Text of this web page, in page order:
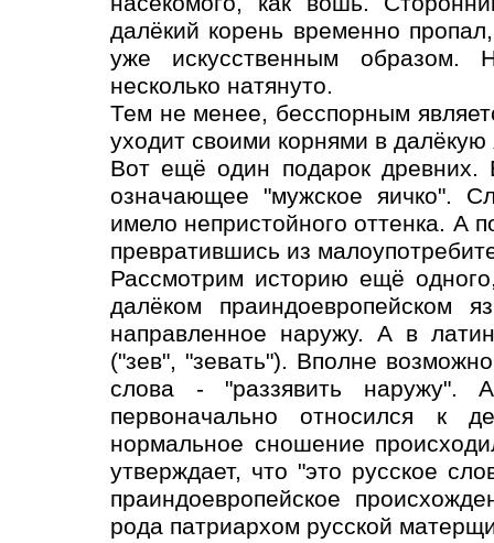
далёкий корень временно
уже искусственным образом.
несколько натянуто.
Тем не менее, бесспорным
уходит своими корнями в
Вот ещё один подарок древних.
означающее "мужское яичко".
имело непристойного оттенка.
превратившись из
Рассмотрим историю ещё
далёком праиндоевропейском
направленное наружу. А в
("зев", "зевать"). Вполне
слова - "раззявить наружу".
первоначально относился к
нормальное сношение
утверждает, что "это русское
праиндоевропейское
рода патриархом русской